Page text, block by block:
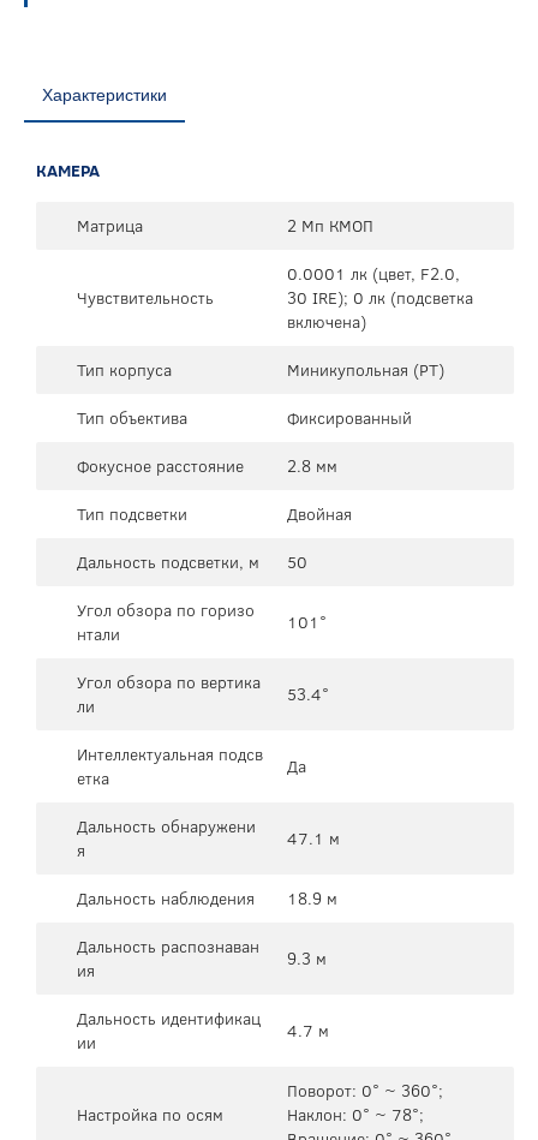
Характеристики
КАМЕРА
Матрица 2 Мп КМОП
Чувствительность
0.0001 лк (цвет, F2.0,
30 IRE); 0 лк (подсветка
включена)
Тип корпуса
Миникупольная (PT)
Тип объектива
Фиксированный
Фокусное расстояние
2.8 мм
Тип подсветки
Двойная
Дальность подсветки, м
50
Угол обзора по горизо
нтали
101°
Угол обзора по вертика
ли
53.4°
Интеллектуальная подсв
етка
Да
Дальность обнаружени
я
47.1 м
Дальность наблюдения
18.9 м
Дальность распознаван
ия
9.3 м
Дальность идентификац
ии
4.7 м
Настройка по осям
Поворот: 0° ~ 360°;
Наклон: 0° ~ 78°;